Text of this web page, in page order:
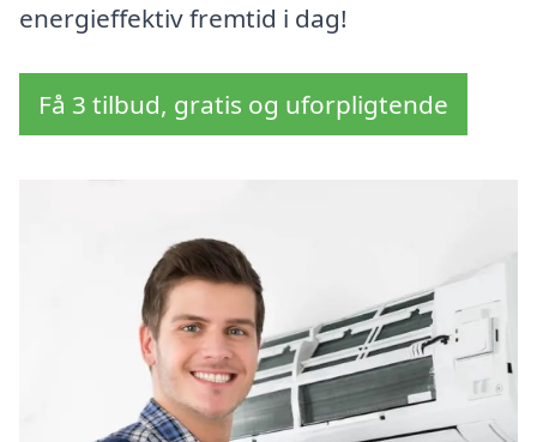
energieffektiv fremtid i dag!
Få 3 tilbud, gratis og uforpligtende